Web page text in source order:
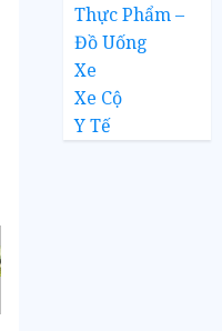
Thực Phẩm –
Đồ Uống
Xe
Xe Cộ
Y Tế